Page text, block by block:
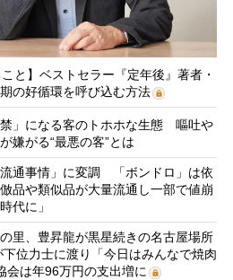
と】ベストセラー『定年後』著者・
の好循環を呼び込む方法
」になる客のトホホな生態 嘔吐や
嫌がる“最悪の客”とは
通事情」に変調 「ボンドロ」は依
品や類似品が大量流通し一部で値崩
代に」
里、豊昇龍が黒星続きの名古屋場所
位力士に渡り「今日はみんなで焼肉
は年96万円の支出増に